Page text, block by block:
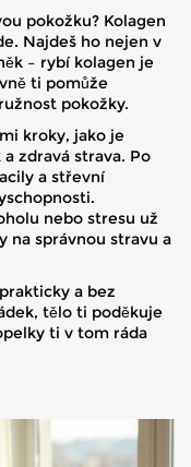
pokožku? Kolagen
Najdeš ho nejen v
– rybí kolagen je
ti pomůže
pokožky.
kroky, jako je
zdravá strava. Po
a střevní
nebo stresu už
na správnou stravu a
a bez
tělo ti poděkuje
ti v tom ráda